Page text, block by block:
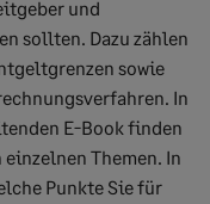
und
sollten. Dazu zählen
sowie
In
E-Book finden
Themen. In
Punkte Sie für